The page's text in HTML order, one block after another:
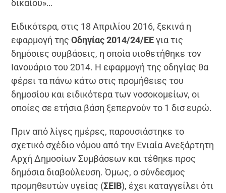
δικαίου»…
Ειδικότερα, στις 18 Απριλίου 2016, ξεκινά η
εφαρμογή τηςΟδηγίας 2014/24/ΕΕγια τις
δημόσιες συμβάσεις, η οποία υιοθετήθηκε τον
Ιανουάριο του 2014. Η εφαρμογή της οδηγίας θα
φέρει τα πάνω κάτω στις προμήθειες του
δημοσίου και ειδικότερα των νοσοκομείων, οι
οποίες σε ετήσια βάση ξεπερνούν το 1 δισ ευρώ.
Πριν από λίγες ημέρες, παρουσιάστηκε το
σχετικό σχέδιο νόμου από την Ενιαία Ανεξάρτητη
Αρχή Δημοσίων Συμβάσεων και τέθηκε προς
δημόσια διαβούλευση. Όμως, ο σύνδεσμος
προμηθευτών υγείας (ΣΕΙΒ), έχει καταγγείλει ότι